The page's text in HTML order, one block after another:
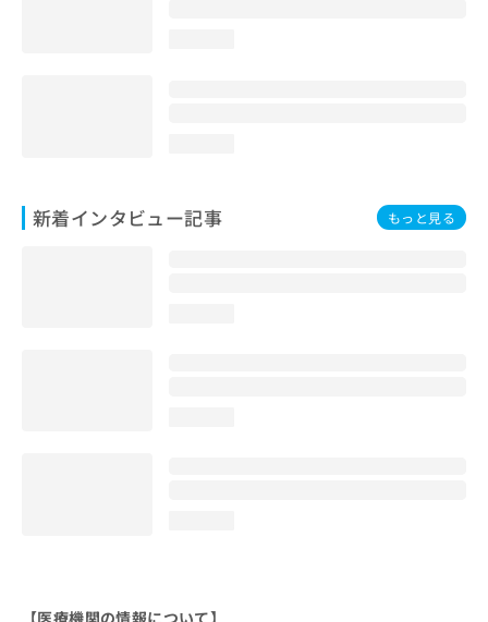
新着インタビュー記事 もっと見る
【医療機関の情報について】